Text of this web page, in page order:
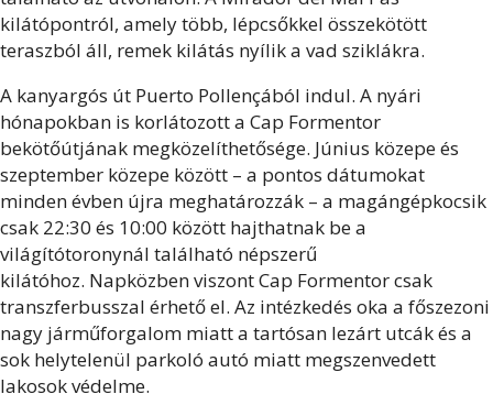
kilátópontról, amely több, lépcsőkkel összekötött
teraszból áll, remek kilátás nyílik a vad sziklákra.
A kanyargós út Puerto Pollençából indul. A nyári
hónapokban is korlátozott a Cap Formentor
bekötőútjának megközelíthetősége. Június közepe és
szeptember közepe között – a pontos dátumokat
minden évben újra meghatározzák – a magángépkocsik
csak 22:30 és 10:00 között hajthatnak be a
világítótoronynál található népszerű
kilátóhoz. Napközben viszont Cap Formentor csak
transzferbusszal érhető el. Az intézkedés oka a főszezoni
nagy járműforgalom miatt a tartósan lezárt utcák és a
sok helytelenül parkoló autó miatt megszenvedett
lakosok védelme.